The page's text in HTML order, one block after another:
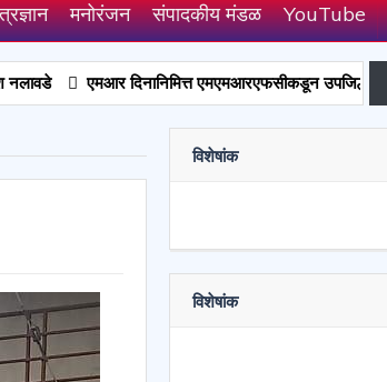
मनोरंजन संपादकीय मंडळ YouTube
दिनानिमित्त एमएमआरएफसीकडून उपजिल्हा रुग्णालयास
विशेषांक
विशेषांक